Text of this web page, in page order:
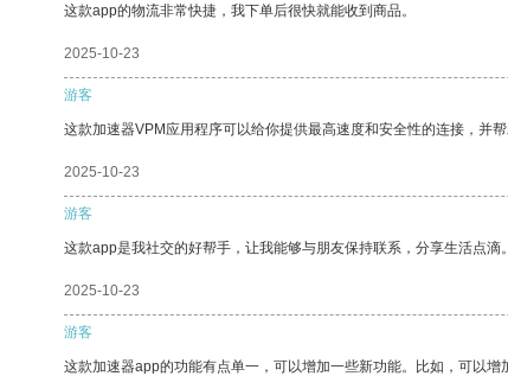
这款app的物流非常快捷，我下单后很快就能收到商品。
2025-10-23
游客
这款加速器VPM应用程序可以给你提供最高速度和安全性的连接，并帮
2025-10-23
游客
这款app是我社交的好帮手，让我能够与朋友保持联系，分享生活点滴。
2025-10-23
游客
这款加速器app的功能有点单一，可以增加一些新功能。比如，可以